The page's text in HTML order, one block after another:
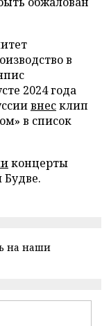
в
2024 года
внесклип
в список
концерты
Будве.
на наши